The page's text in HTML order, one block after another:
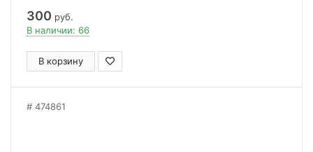
300 руб.
В наличии: 66
В корзину
474861